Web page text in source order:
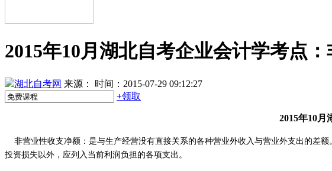
2015年10月湖北自考企业会计学考点
湖北自考网 来源：
时间：2015-07-29 09:12:27
+领取
2015年10月
非营业性收支净额： 是与生产经营没有直接关系的各种营业外收入与营业外支出的差
投资损失以外，应列入当前利润负担的各项支出。